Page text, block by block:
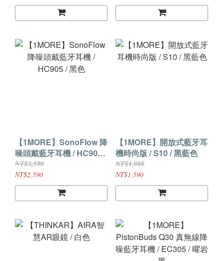
【1MORE】SonoFlow 降
噪頭戴藍牙耳機 / HC905 /
黑色
NT$3,590
NT$2,590
【1MORE】開放式藍牙耳
機時尚版 / S10 / 黑藍色
NT$1,988
NT$1,590